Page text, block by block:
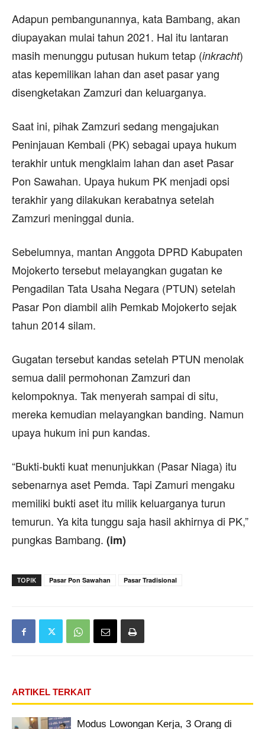
Adapun pembangunannya, kata Bambang, akan
diupayakan mulai tahun 2021. Hal itu lantaran
masih menunggu putusan hukum tetap (inkracht)
atas kepemilikan lahan dan aset pasar yang
disengketakan Zamzuri dan keluarganya.
Saat ini, pihak Zamzuri sedang mengajukan
Peninjauan Kembali (PK) sebagai upaya hukum
terakhir untuk mengklaim lahan dan aset Pasar
Pon Sawahan. Upaya hukum PK menjadi opsi
terakhir yang dilakukan kerabatnya setelah
Zamzuri meninggal dunia.
Sebelumnya, mantan Anggota DPRD Kabupaten
Mojokerto tersebut melayangkan gugatan ke
Pengadilan Tata Usaha Negara (PTUN) setelah
Pasar Pon diambil alih Pemkab Mojokerto sejak
tahun 2014 silam.
Gugatan tersebut kandas setelah PTUN menolak
semua dalil permohonan Zamzuri dan
kelompoknya. Tak menyerah sampai di situ,
mereka kemudian melayangkan banding. Namun
upaya hukum ini pun kandas.
“Bukti-bukti kuat menunjukkan (Pasar Niaga) itu
sebenarnya aset Pemda. Tapi Zamuri mengaku
memiliki bukti aset itu milik keluarganya turun
temurun. Ya kita tunggu saja hasil akhirnya di PK,”
pungkas Bambang. (im)
TOPIK Pasar Pon Sawahan Pasar Tradisional
ARTIKEL TERKAIT
Modus Lowongan Kerja, 3 Orang di